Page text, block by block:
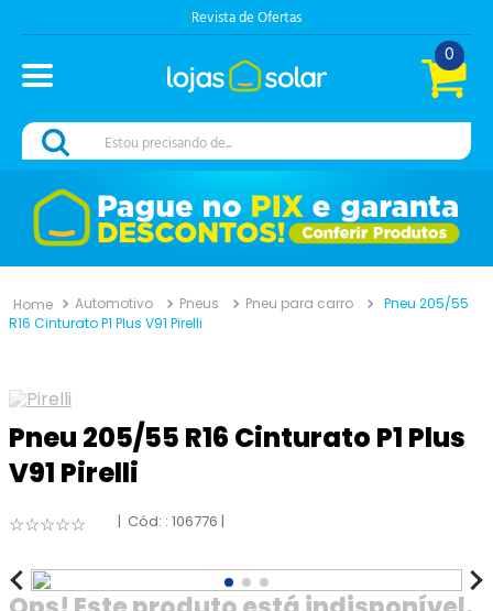
Revista de Ofertas
0
Estou precisando de...
Automotivo Pneus Pneu para carro
Pneu 205/55
R16 Cinturato P1 Plus V91 Pirelli
Pneu 205/55 R16 Cinturato P1 Plus
V91 Pirelli
☆☆☆☆☆ : 106776